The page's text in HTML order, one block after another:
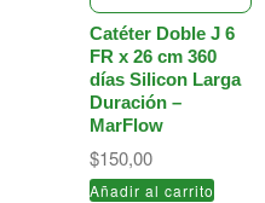
Catéter Doble J 6
FR x 26 cm 360
días Silicon Larga
Duración –
MarFlow
$150,00
Añadir al carrito